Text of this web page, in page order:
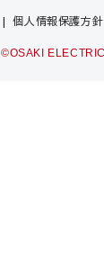
個人情報保護方針
©OSAKI